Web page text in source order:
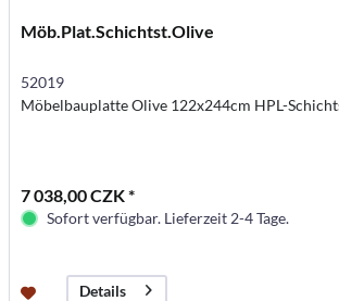
Möb.Plat.Schichtst.Olive
52019
Möbelbauplatte Olive 122x244cm HPL-
7 038,00 CZK *
Sofort verfügbar. Lieferzeit 2-4 Tage.
Details